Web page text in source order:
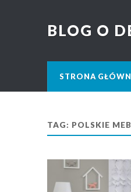
BLOG O
STRONA
TAG: POLSKIE